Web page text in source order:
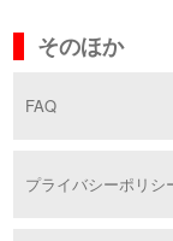
そのほか
FAQ
プライバシーポリシ